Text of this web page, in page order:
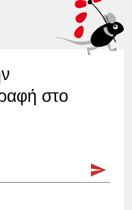
στο